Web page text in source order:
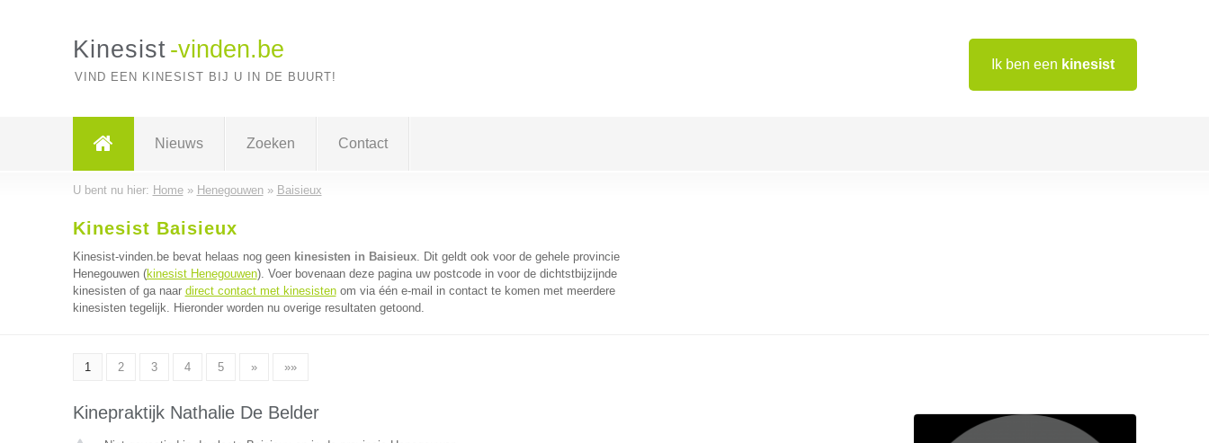
Ik ben een kinesist
Kinesist -vinden.be
VIND EEN KINESIST BIJ U IN DE BUURT!
Nieuws Zoeken Contact
U bent nu hier: Home» Henegouwen» Baisieux
Kinesist Baisieux
Kinesist-vinden.be bevat helaas nog geen kinesisten in Baisieux. Dit geldt ook voor de gehele provincie
Henegouwen (kinesist Henegouwen). Voer bovenaan deze pagina uw postcode in voor de dichtstbijzijnde
kinesisten of ga naar direct contact met kinesistenom via één e-mail in contact te komen met meerdere
kinesisten tegelijk. Hieronder worden nu overige resultaten getoond.
1 2 3 4 5 » »»
Kinepraktijk Nathalie De Belder